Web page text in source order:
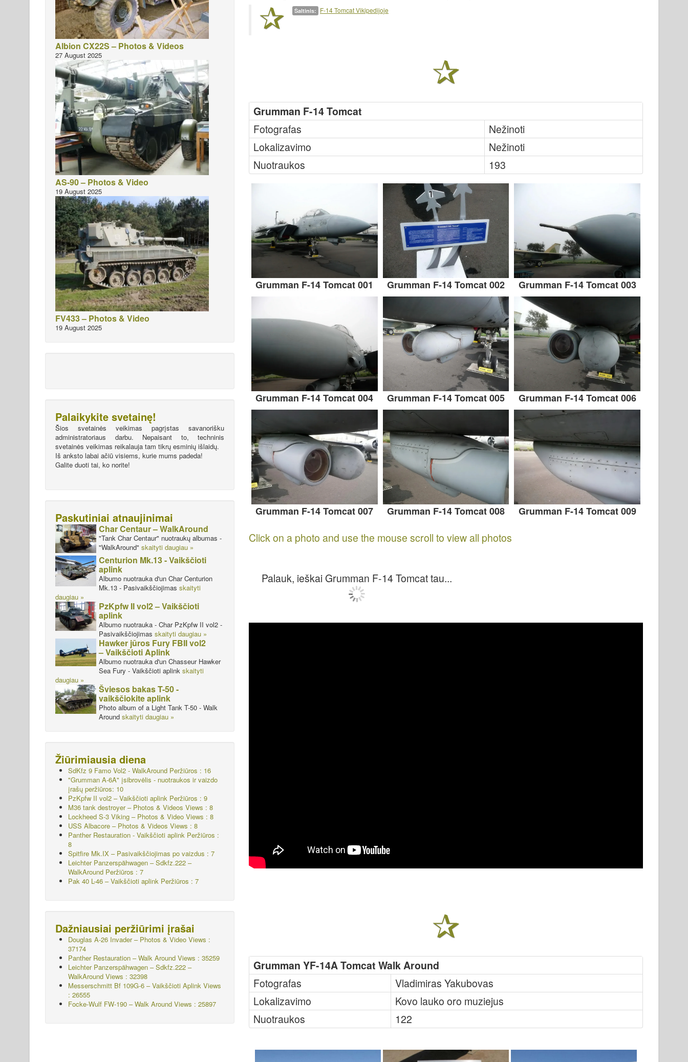
Šaltinis: F-14 Tomcat Vikipedijoje
Grumman F-14 Tomcat
Fotografas
Nežinoti
Lokalizavimo
Nežinoti
Nuotraukos
193
Grumman F-14 Tomcat 001 Grumman F-14 Tomcat 002 Grumman F-14 Tomcat 003
Grumman F-14 Tomcat 004 Grumman F-14 Tomcat 005 Grumman F-14 Tomcat 006
Grumman F-14 Tomcat 007 Grumman F-14 Tomcat 008 Grumman F-14 Tomcat 009
Click on a photo and use the mouse scroll to view all photos
Palauk, ieškai Grumman F-14 Tomcat tau...
Grumman YF-14A Tomcat Walk Around
Fotografas
Vladimiras Yakubovas
Lokalizavimo
Kovo lauko oro muziejus
Nuotraukos
122
Albion CX22S – Photos & Videos
27 August 2025
AS-90 – Photos & Video
19 August 2025
FV433 – Photos & Video
19 August 2025
Palaikykite svetainę!
Šios svetainės veikimas pagrįstas savanorišku
administratoriaus darbu. Nepaisant to, techninis
svetainės veikimas reikalauja tam tikrų esminių išlaidų.
Iš anksto labai ačiū visiems, kurie mums padeda!
Galite duoti tai, ko norite!
Paskutiniai atnaujinimai
Char Centaur – WalkAround
"Tank Char Centaur" nuotraukų albumas -
"WalkAround" skaityti daugiau »
Centurion Mk.13 - Vaikščioti
aplink
Albumo nuotrauka d'un Char Centurion
Mk.13 - Pasivaikščiojimas skaityti
daugiau »
PzKpfw II vol2 – Vaikščioti
aplink
Albumo nuotrauka - Char PzKpfw II vol2 -
Pasivaikščiojimas skaityti daugiau »
Hawker jūros Fury FBII vol2
– Vaikščioti Aplink
Albumo nuotrauka d'un Chasseur Hawker
Sea Fury - Vaikščioti aplink skaityti
daugiau »
Šviesos bakas T-50 -
vaikščiokite aplink
Photo album of a Light Tank T-50 - Walk
Around skaityti daugiau »
Žiūrimiausia diena
SdKfz 9 Famo Vol2 - WalkAround Peržiūros : 16
"Grumman A-6A" įsibrovėlis - nuotraukos ir vaizdo
įrašų peržiūros: 10
PzKpfw II vol2 – Vaikščioti aplink Peržiūros : 9
M36 tank destroyer – Photos & Videos Views : 8
Lockheed S-3 Viking – Photos & Video Views : 8
USS Albacore – Photos & Videos Views : 8
Panther Restauration - Vaikščioti aplink Peržiūros :
8
Spitfire Mk.IX – Pasivaikščiojimas po vaizdus : 7
Leichter Panzerspähwagen – Sdkfz.222 –
WalkAround Peržiūros : 7
Pak 40 L-46 – Vaikščioti aplink Peržiūros : 7
Dažniausiai peržiūrimi įrašai
Douglas A-26 Invader – Photos & Video Views :
37174
Panther Restauration – Walk Around Views : 35259
Leichter Panzerspähwagen – Sdkfz.222 –
WalkAround Views : 32398
Messerschmitt Bf 109G-6 – Vaikščioti Aplink Views
: 26555
Focke-Wulf FW-190 – Walk Around Views : 25897